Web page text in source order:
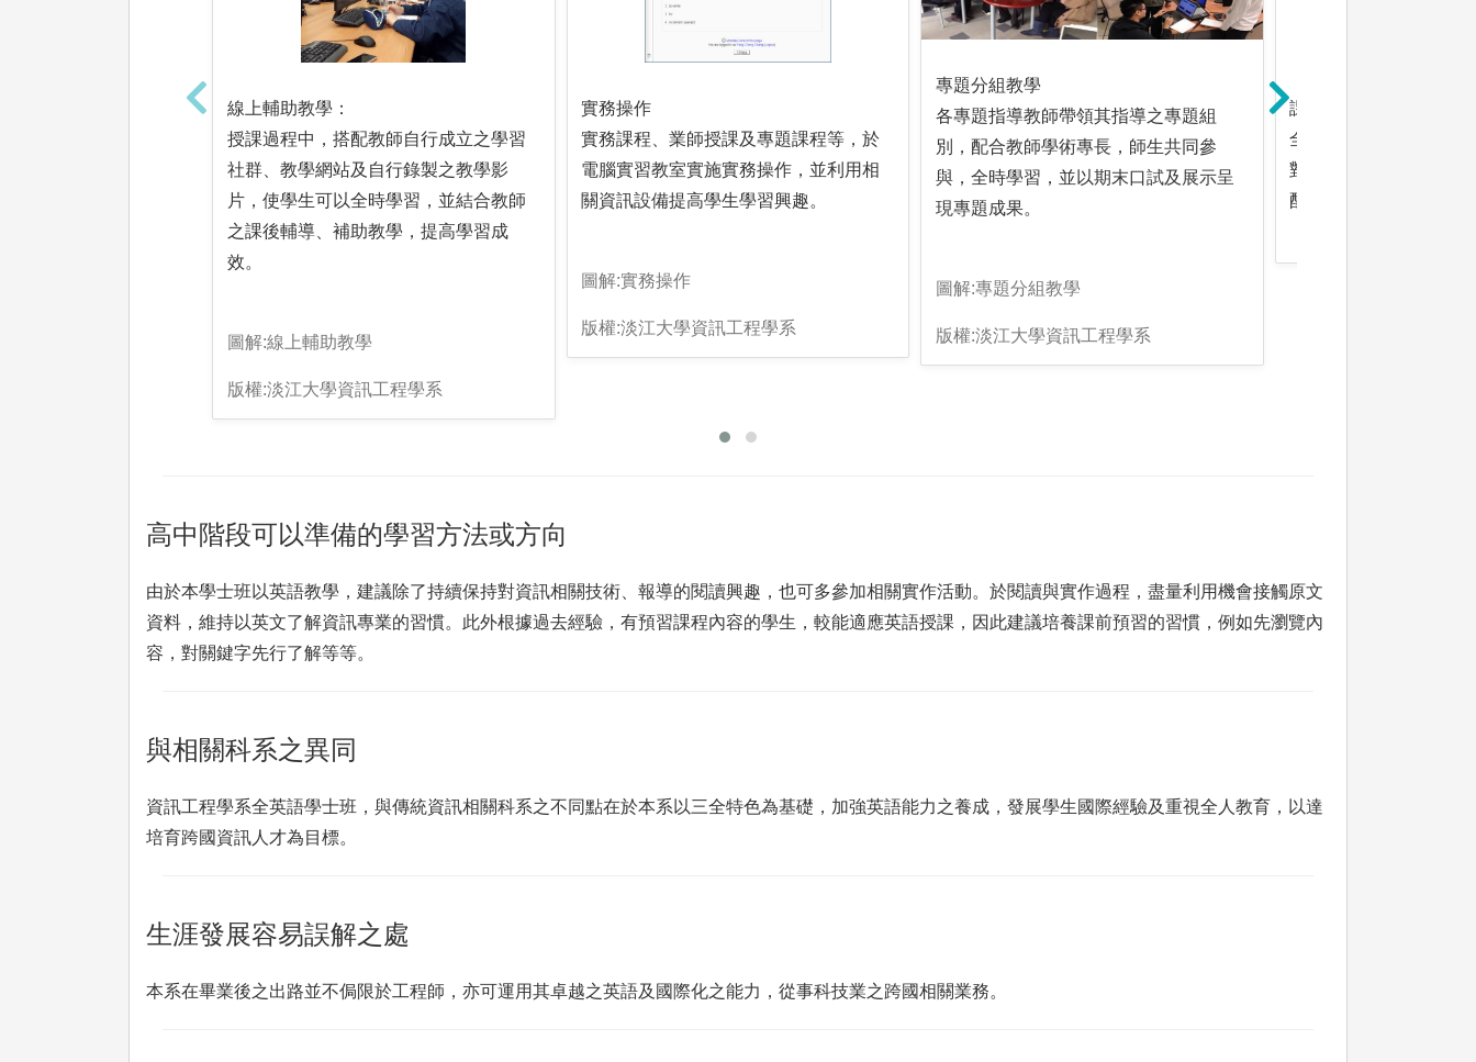
線上輔助教學：
授課過程中，搭配教師自行成立之學習
社群、教學網站及自行錄製之教學影
片，使學生可以全時學習，並結合教師
之課後輔導、補助教學，提高學習成
效。
圖解:線上輔助教學
版權:淡江大學資訊工程學系
實務操作
實務課程、業師授課及專題課程等，於
電腦實習教室實施實務操作，並利用相
關資訊設備提高學生學習興趣。
圖解:實務操作
版權:淡江大學資訊工程學系
專題分組教學
各專題指導教師帶領其指導之專題組
別，配合教師學術專長，師生共同參
與，全時學習，並以期末口試及展示呈
現專題成果。
圖解:專題分組教學
版權:淡江大學資訊工程學系
課堂講授
全英語學士班以英語教
對較不易自行閱讀理解
配合隨堂演練加深印象
高中階段可以準備的學習方法或方向
由於本學士班以英語教學，建議除了持續保持對資訊相關技術、報導的閱讀興趣，也可多參加相關實作活動。於閱讀與實作過程，盡量利用機會接觸原文
資料，維持以英文了解資訊專業的習慣。此外根據過去經驗，有預習課程內容的學生，較能適應英語授課，因此建議培養課前預習的習慣，例如先瀏覽內
容，對關鍵字先行了解等等。
與相關科系之異同
資訊工程學系全英語學士班，與傳統資訊相關科系之不同點在於本系以三全特色為基礎，加強英語能力之養成，發展學生國際經驗及重視全人教育，以達
培育跨國資訊人才為目標。
生涯發展容易誤解之處
本系在畢業後之出路並不侷限於工程師，亦可運用其卓越之英語及國際化之能力，從事科技業之跨國相關業務。